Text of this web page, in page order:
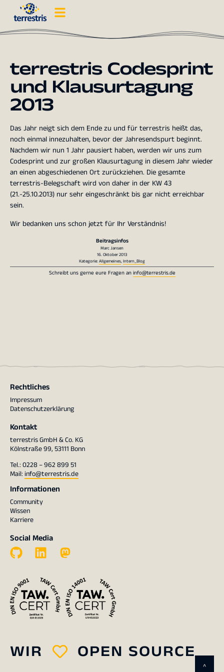
^
terrestris Codesprint
und Klausurtagung
2013
Das Jahr neigt sich dem Ende zu und für terrestris heißt das,
noch einmal innezuhalten, bevor der Jahresendspurt beginnt.
Nachdem wir nun 1 Jahr pausiert haben, werden wir uns zum
Codesprint und zur großen Klausurtagung in diesem Jahr wieder
an einen abgeschiedenen Ort zurückziehen. Die gesamte
terrestris-Belegschaft wird von daher in der KW 43
(21.-25.10.2013) nur sehr eingeschränkt bis gar nicht erreichbar
sein.
Wir bedanken uns schon jetzt für Ihr Verständnis!
Beitragsinfos
Marc Jansen
16. Oktober 2013
Kategorie:Allgemeines,Intern_Blog
Schreibt uns gerne eure Fragen aninfo@terrestris.de
Rechtliches
Impressum
Datenschutzerklärung
Kontakt
terrestris GmbH & Co. KG
Kölnstraße 99, 53111 Bonn
Tel.: 0228 – 962 899 51
Mail: info@terrestris.de
Informationen
Community
Wissen
Karriere
Social Media
WIR OPEN SOURCE